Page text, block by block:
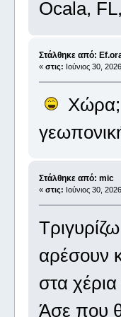
Ocala,
Στάλθηκε από:
« στις: Ιούνιος 30,
Χώρα;
Στάλθηκε από: mic
« στις: Ιούνιος 30,
αρέσουν
στα
Άσε που